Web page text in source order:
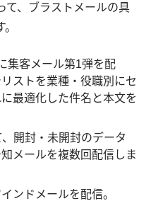
て、ブラストメールの具
集客メール第1弾を配
ストを業種・役職別にセ
最適化した件名と本文を
開封・未開封のデータ
メールを複数回配信しま
ンドメールを配信。